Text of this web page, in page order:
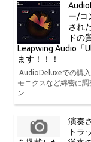
ー/コ
され
ドの
Leapwing Audio「
ます！！！
AudioDeluxeでの購
モニクスなど綿密に
ン
演奏
トラ